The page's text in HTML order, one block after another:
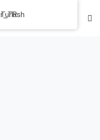
Turkish